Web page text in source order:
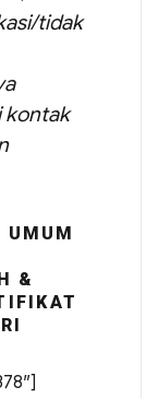
tidak
kontak
UMUM
&